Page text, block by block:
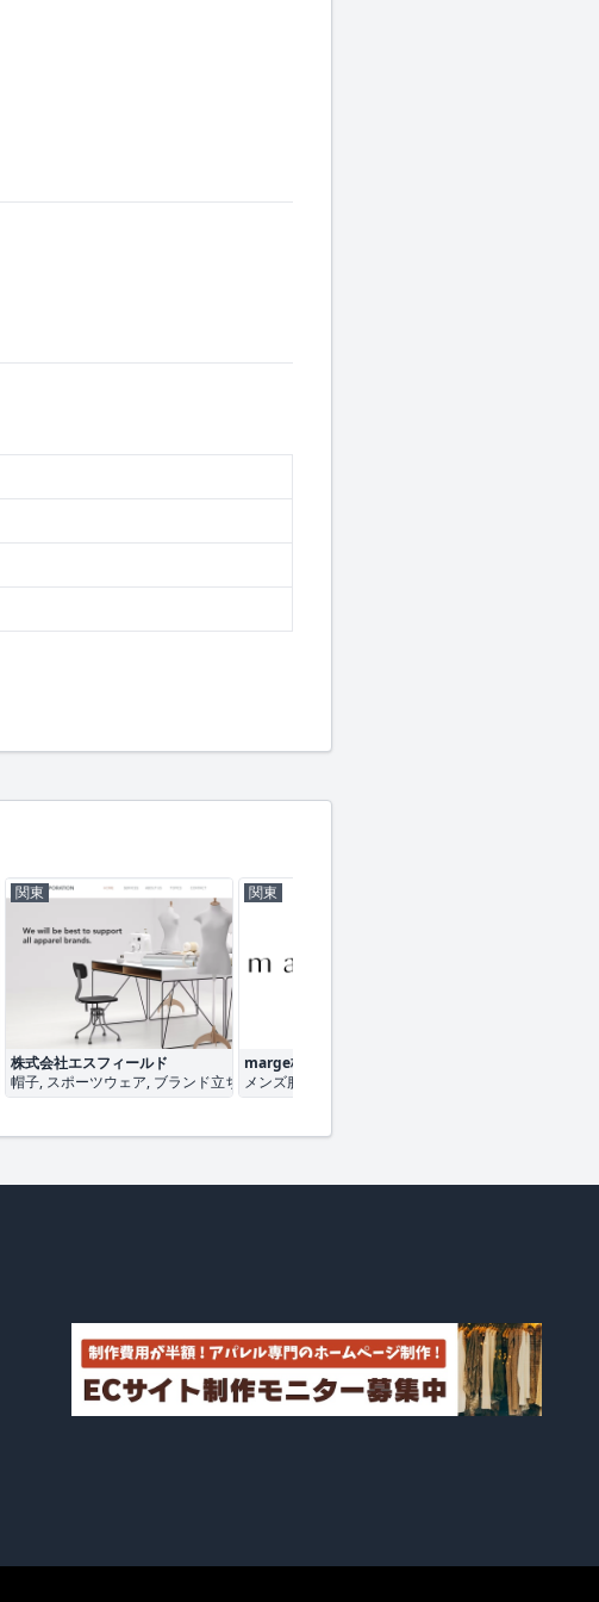
関東
株式会社エスフィールド
帽子, スポーツウェア, ブランド立ち上げ
関東
marge株式会社
メンズ服, レディース服, カットソー